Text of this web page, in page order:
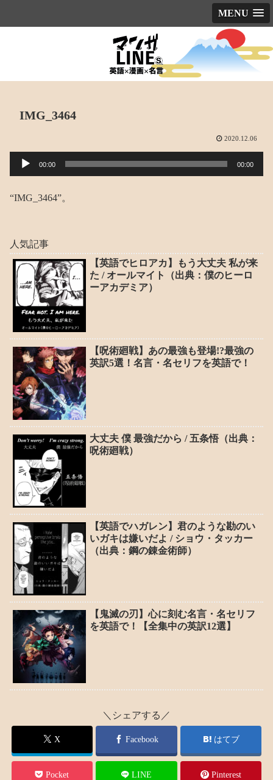
MENU
IMG_3464
2020.12.06
声
プ
ヤ
ー
00:00 00:00
“IMG_3464”。
人気記事
【英語でヒロアカ】もう大丈夫 私が来
た / オールマイト（出典：僕のヒーロ
ーアカデミア）
【呪術廻戦】あの最強も登場!?最強の
英訳5選！名言・名セリフを英語で！
大丈夫 僕 最強だから / 五条悟（出典：
呪術廻戦）
【英語でハガレン】君のような勘のい
いガキは嫌いだよ / ショウ・タッカー
（出典：鋼の錬金術師）
【鬼滅の刃】心に刻む名言・名セリフ
を英語で！【全集中の英訳12選】
＼シェアする／
X Facebook はてブ
Pocket LINE Pinterest